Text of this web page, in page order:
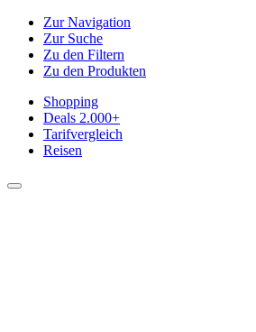
Zur Navigation
Zur Suche
Zu den Filtern
Zu den Produkten
Shopping
Deals 2.000+
Tarifvergleich
Reisen